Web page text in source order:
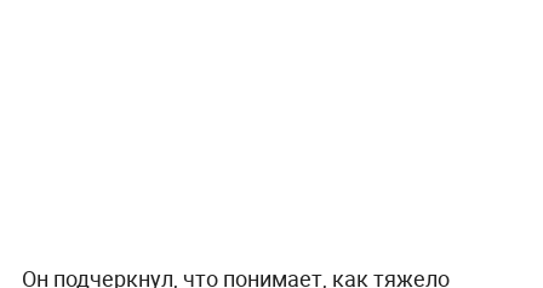
Он подчеркнул, что понимает, как тяжело